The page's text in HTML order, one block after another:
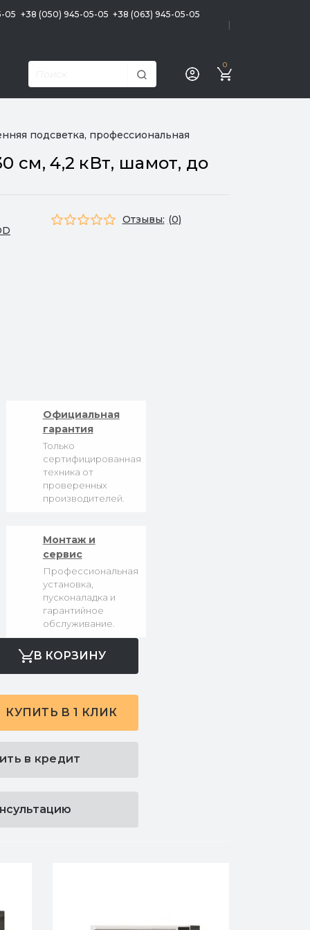
05 +38 (050) 945-05-05 +38 (063) 945-05-05
0
подсветка, профессиональная
см, 4,2 кВт, шамот, до
Отзывы: (0)
Официальная
гарантия
Только
сертифицированная
техника от
проверенных
производителей.
Монтаж и
сервис
Профессиональная
установка,
пусконаладка и
гарантийное
обслуживание.
В КОРЗИНУ
КУПИТЬ В 1 КЛИК
в кредит